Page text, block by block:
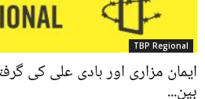
TBP Regional
ایمان مزاری اور ہادی علی کی
بین...